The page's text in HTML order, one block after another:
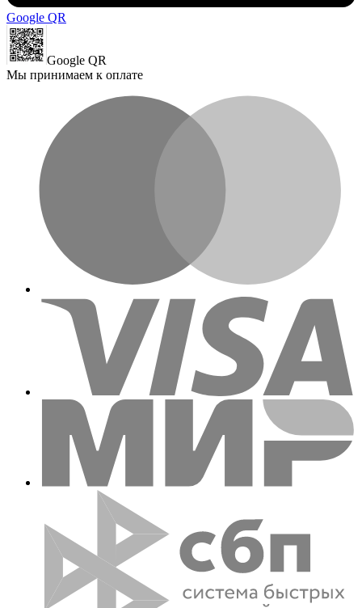
Google QR
Google QR
Мы принимаем к оплате